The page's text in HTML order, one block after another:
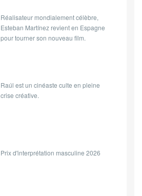
Réalisateur mondialement célèbre,
Esteban Martínez revient en Espagne
pour tourner son nouveau film.
Raúl est un cinéaste culte en pleine
crise créative.
Prix d'interprétation masculine 2026